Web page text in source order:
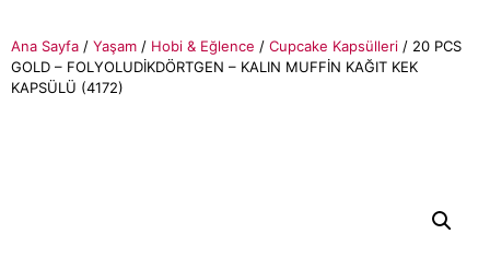
Ana Sayfa / Yaşam / Hobi & Eğlence / Cupcake Kapsülleri / 20 PCS
GOLD – FOLYOLUDİKDÖRTGEN – KALIN MUFFİN KAĞIT KEK
KAPSÜLÜ (4172)